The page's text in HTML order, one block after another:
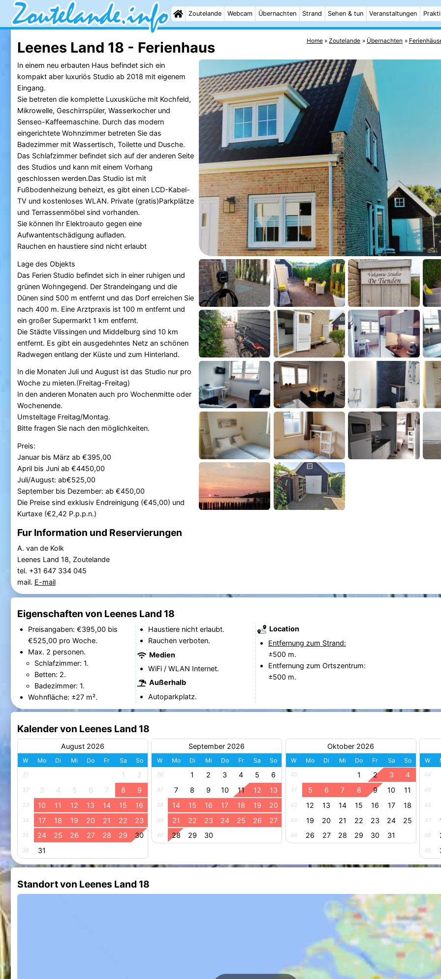
Zoutelande Webcam Übernachten Strand Sehen & tun Veranstaltungen
Home Zoutelande Übernachten
Leenes Land 18 - Ferienhaus
In einem neu erbauten Haus befindet sich ein
kompakt aber luxuriös Studio ab 2018 mit eigenem
Eingang.
Sie betreten die komplette Luxusküche mit Kochfeld,
Mikrowelle, Geschirrspüler, Wasserkocher und
Senseo-Kaffeemaschine. Durch das modern
eingerichtete Wohnzimmer betreten Sie das
Badezimmer mit Wassertisch, Toilette und Dusche.
Das Schlafzimmer befindet sich auf der anderen Seite
des Studios und kann mit einem Vorhang
geschlossen werden.Das Studio ist mit
Fußbodenheizung beheizt, es gibt einen LCD-Kabel-
TV und kostenloses WLAN. Private (gratis)Parkplätze
und Terrassenmöbel sind vorhanden.
Sie können Ihr Elektroauto gegen eine
Aufwantentschädigung aufladen.
Rauchen en haustiere sind nicht erlaubt
Lage des Objekts
Das Ferien Studio befindet sich in einer ruhigen und
grünen Wohngegend. Der Strandeingang und die
Dünen sind 500 m entfernt und das Dorf erreichen Sie
nach 400 m. Eine Arztpraxis ist 100 m entfernt und
ein großer Supermarkt 1 km entfernt.
Die Städte Vlissingen und Middelburg sind 10 km
entfernt. Es gibt ein ausgedehntes Netz an schönen
Radwegen entlang der Küste und zum Hinterland.
In die Monaten Juli und August ist das Studio nur pro
Woche zu mieten.(Freitag-Freitag)
In den anderen Monaten auch pro Wochenmitte oder
Wochenende.
Umsteltage Freitag/Montag.
Bitte fragen Sie nach den möglichkeiten.
Preis:
Januar bis März ab €395,00
April bis Juni ab €4450,00
Juli/August: ab€525,00
September bis Dezember: ab €450,00
Die Preise sind exklusiv Endreinigung (€45,00) und
Kurtaxe (€2,42 P.p.p.n.)
Fur Information und Reservierungen
A. van de Kolk
Leenes Land 18, Zoutelande
tel. +31 647 334 045
mail. E-mail
Eigenschaften von Leenes Land 18
Preisangaben: €395,00 bis
€525,00 pro Woche.
Max. 2 personen.
Schlafzimmer: 1.
Betten: 2.
Badezimmer: 1.
Wohnfläche: ±27 m².
Haustiere nicht erlaubt.
Rauchen verboten.
Medien
WiFi / WLAN Internet.
Außerhalb
Autoparkplatz.
Location
Entfernung zum Strand:
±500 m.
Entfernung zum Ortszentrum:
±500 m.
Kalender von Leenes Land 18
August 2026
W Mo Di Mi Do Fr Sa So
31 1 2
32 3 4 5 6 7 8 9
33 10 11 12 13 14 15 16
34 17 18 19 20 21 22 23
35 24 25 26 27 28 29 30
36 31
September 2026
W Mo Di Mi Do Fr Sa So
36 1 2 3 4 5 6
37 7 8 9 10 11 12 13
38 14 15 16 17 18 19 20
39 21 22 23 24 25 26 27
40 28 29 30
Oktober 2026
W Mo Di Mi Do Fr Sa So
40 1 2 3 4
41 5 6 7 8 9 10 11
42 12 13 14 15 16 17 18
43 19 20 21 22 23 24 25
44 26 27 28 29 30 31
W
44
45
46
47
48
49
Standort von Leenes Land 18